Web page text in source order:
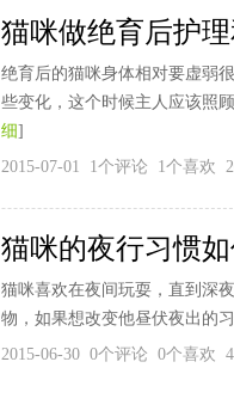
猫咪做绝育后护
绝育后的猫咪身体相对要虚弱
些变化，这个时候主人应该照
细]
2015-07-01 1个评论 1个喜欢
猫咪的夜行习惯
猫咪喜欢在夜间玩耍，直到深
物，如果想改变他昼伏夜出的
2015-06-30 0个评论 0个喜欢